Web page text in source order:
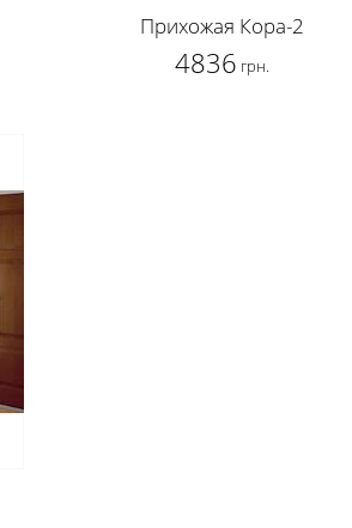
Прихожая Кора-2
4836 грн.